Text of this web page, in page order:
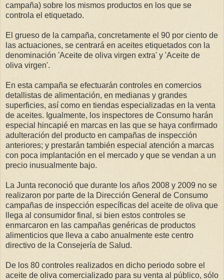
campaña) sobre los mismos productos en los que se
controla el etiquetado.
El grueso de la campaña, concretamente el 90 por ciento de
las actuaciones, se centrará en aceites etiquetados con la
denominación 'Aceite de oliva virgen extra' y 'Aceite de
oliva virgen'.
En esta campaña se efectuarán controles en comercios
detallistas de alimentación, en medianas y grandes
superficies, así como en tiendas especializadas en la venta
de aceites. Igualmente, los inspectores de Consumo harán
especial hincapié en marcas en las que se haya confirmado
adulteración del producto en campañas de inspección
anteriores; y prestarán también especial atención a marcas
con poca implantación en el mercado y que se vendan a un
precio inusualmente bajo.
La Junta reconoció que durante los años 2008 y 2009 no se
realizaron por parte de la Dirección General de Consumo
campañas de inspección específicas del aceite de oliva que
llega al consumidor final, si bien estos controles se
enmarcaron en las campañas genéricas de productos
alimenticios que lleva a cabo anualmente este centro
directivo de la Consejería de Salud.
De los 80 controles realizados en dicho periodo sobre el
aceite de oliva comercializado para su venta al público, sólo